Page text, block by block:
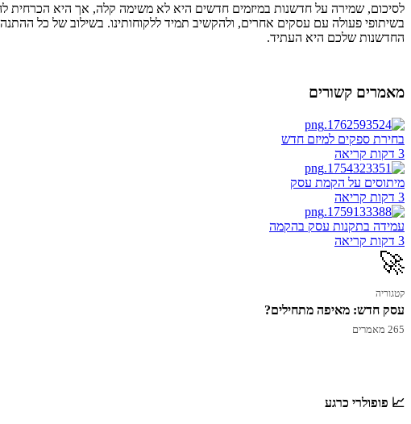
לסיכום, שמירה על חדשנות במיזמים חדשים היא לא משימה קלה, אך היא הכרחית
בשיתופי פעולה עם עסקים אחרים, ולהקשיב תמיד ללקוחותינו. בשילוב של כל
החדשנות שלכם היא העתיד.
מאמרים קשורים
בחירת ספקים למיזם חדש
3 דקות קריאה
מיתוסים על הקמת עסק
3 דקות קריאה
עמידה בתקנות עסק בהקמה
3 דקות קריאה
🚀
קטגוריה
עסק חדש: מאיפה מתחילים?
265 מאמרים
📈 פופולרי כרגע